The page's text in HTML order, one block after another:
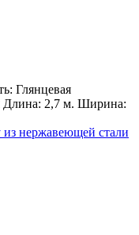
Глянцевая
Длина: 2,7 м. Ширина:
нержавеющей стали